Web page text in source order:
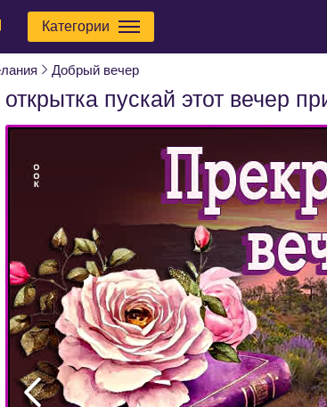
Категории
Добрый вечер
пускай этот вечер